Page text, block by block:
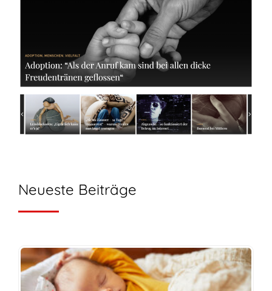
Neueste Beiträge